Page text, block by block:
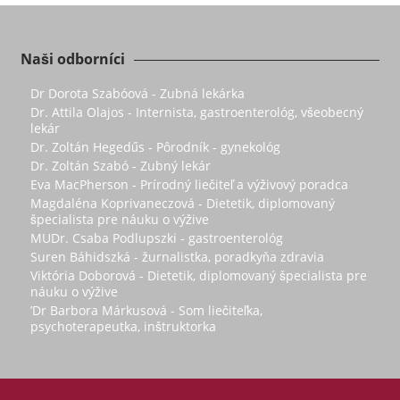
Naši odborníci
Dr Dorota Szabóová - Zubná lekárka
Dr. Attila Olajos - Internista, gastroenterológ, všeobecný
lekár
Dr. Zoltán Hegedűs - Pôrodník - gynekológ
Dr. Zoltán Szabó - Zubný lekár
Eva MacPherson - Prírodný liečiteľ a výživový poradca
Magdaléna Koprivaneczová - Dietetik, diplomovaný
špecialista pre náuku o výžive
MUDr. Csaba Podlupszki - gastroenterológ
Suren Báhidszká - žurnalistka, poradkyňa zdravia
Viktória Doborová - Dietetik, diplomovaný špecialista pre
náuku o výžive
’Dr Barbora Márkusová - Som liečiteľka,
psychoterapeutka, inštruktorka